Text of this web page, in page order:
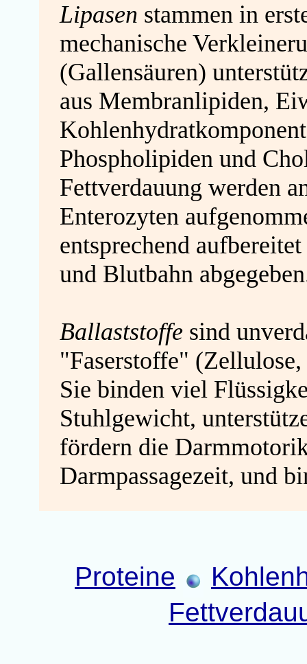
Lipasen stammen in
mechanische
(Gallensäuren)
aus Membranlipiden,
Phospholipiden und
Fettverdauung werden
Enterozyten
entsprechend
und Blutbahn
Ballaststoffesind
"Faserstoffe"
Sie binden viel
Stuhlgewicht,
fördern die
Darmpassagezeit, und
Proteine